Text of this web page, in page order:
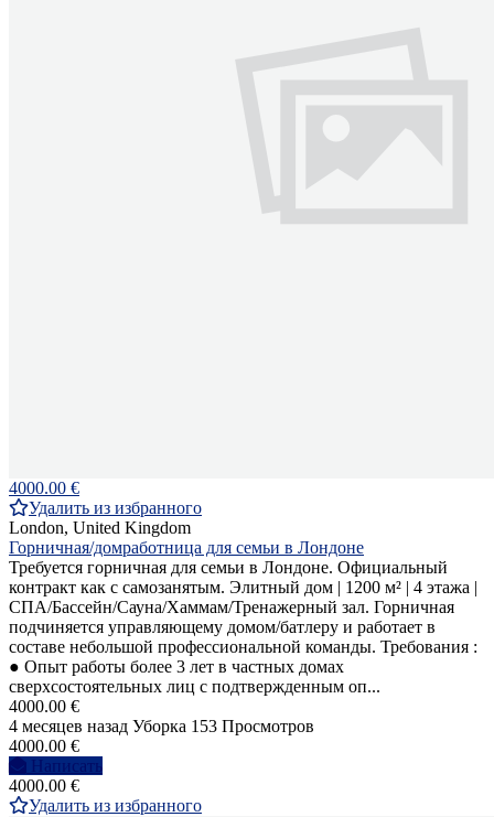
4000.00 €
Удалить из избранного
London, United Kingdom
Горничная/домработница для семьи в Лондоне
Требуется горничная для семьи в Лондоне. Официальный
контракт как с самозанятым. Элитный дом | 1200 м² | 4 этажа |
СПА/Бассейн/Сауна/Хаммам/Тренажерный зал. Горничная
подчиняется управляющему домом/батлеру и работает в
составе небольшой профессиональной команды. Требования :
● Опыт работы более 3 лет в частных домах
сверхсостоятельных лиц с подтвержденным оп...
4000.00 €
4 месяцев назад Уборка 153 Просмотров
4000.00 €
Написать
4000.00 €
Удалить из избранного